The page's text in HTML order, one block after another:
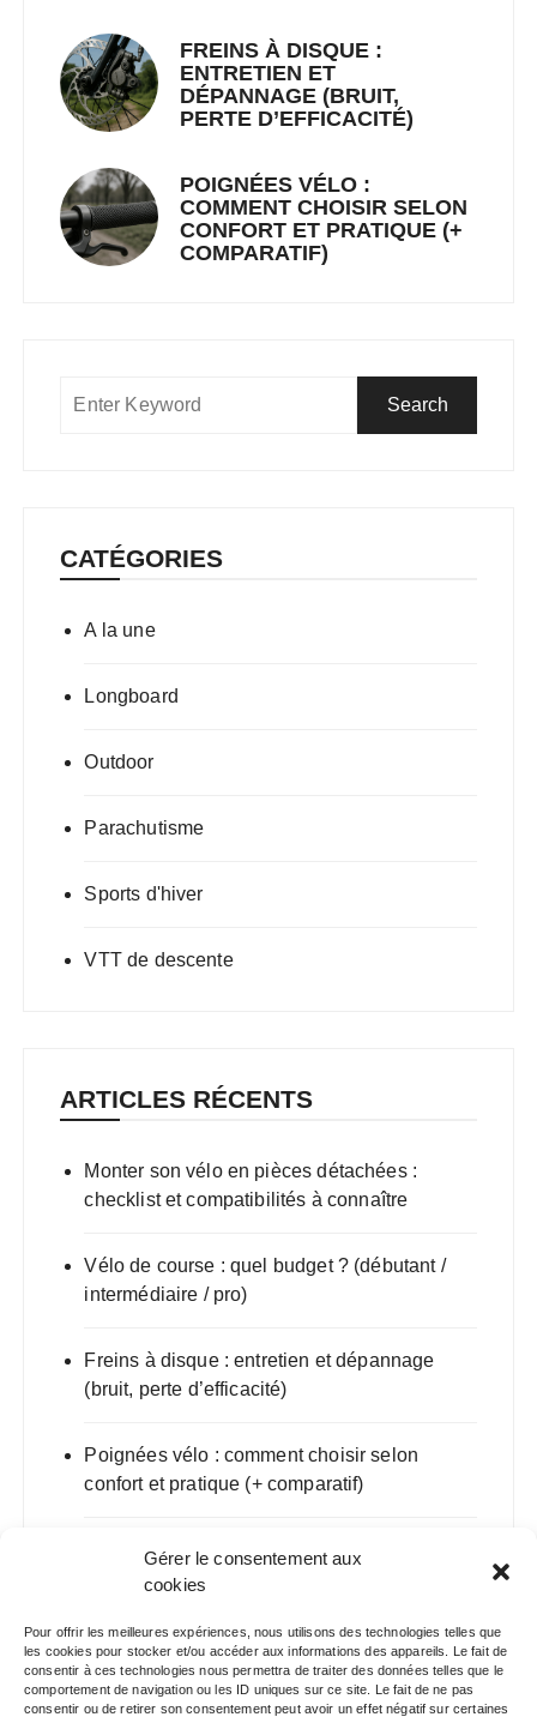
Gérer le consentement aux
cookies
Pour offrir les meilleures expériences, nous utilisons des technologies telles que
les cookies pour stocker et/ou accéder aux informations des appareils. Le fait de
consentir à ces technologies nous permettra de traiter des données telles que le
comportement de navigation ou les ID uniques sur ce site. Le fait de ne pas
consentir ou de retirer son consentement peut avoir un effet négatif sur certaines
FREINS À DISQUE :
ENTRETIEN ET
DÉPANNAGE (BRUIT,
PERTE D’EFFICACITÉ)
POIGNÉES VÉLO :
COMMENT CHOISIR SELON
CONFORT ET PRATIQUE (+
COMPARATIF)
CATÉGORIES
A la une
Longboard
Outdoor
Parachutisme
Sports d'hiver
VTT de descente
ARTICLES RÉCENTS
Monter son vélo en pièces détachées :
checklist et compatibilités à connaître
Vélo de course : quel budget ? (débutant /
intermédiaire / pro)
Freins à disque : entretien et dépannage
(bruit, perte d’efficacité)
Poignées vélo : comment choisir selon
confort et pratique (+ comparatif)
VTT de descente : guide d’achat 2025
(géométrie, suspensions, composants)